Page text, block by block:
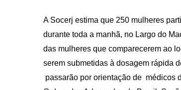
A Socerj estima que 250 mulheres
durante toda a manhã, no Largo do
das mulheres que comparecerem ao
serem submetidas à dosagem rápida
passarão por orientação de médicos